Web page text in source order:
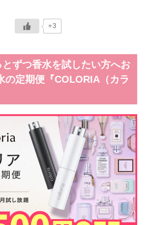
+3
とずつ香水を試したい方へお
の定期便『COLORIA（カラ